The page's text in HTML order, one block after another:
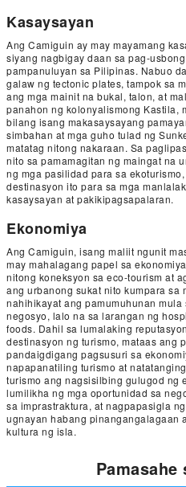
Kasaysayan
Ang Camiguin ay may mayamang
siyang nagbigay daan sa pag-
pampanuluyan sa Pilipinas. Nabuo
galaw ng tectonic plates, tampok sa
ang mga mainit na bukal, talon, at
panahon ng kolonyalismong Kastila,
bilang isang makasaysayang
simbahan at mga guho tulad ng
matatag nitong nakaraan. Sa
nito sa pamamagitan ng maingat na
ng mga pasilidad para sa
destinasyon ito para sa mga
kasaysayan at pakikipagsapalaran.
Ekonomiya
Ang Camiguin, isang maliit ngunit
may mahalagang papel sa
nitong koneksyon sa eco-tourism at
ang urbanong sukat nito kumpara
nahihikayat ang pamumuhunan
negosyo, lalo na sa larangan ng
foods. Dahil sa lumalaking
destinasyon ng turismo, mataas ang
pandaigdigang pagsusuri sa
napapanatiling turismo at
turismo ang nagsisilbing gulugod ng
lumilikha ng mga oportunidad sa
sa imprastraktura, at nagpapasigla
ugnayan habang pinangangalagaan
kultura ng isla.
Pamasahe